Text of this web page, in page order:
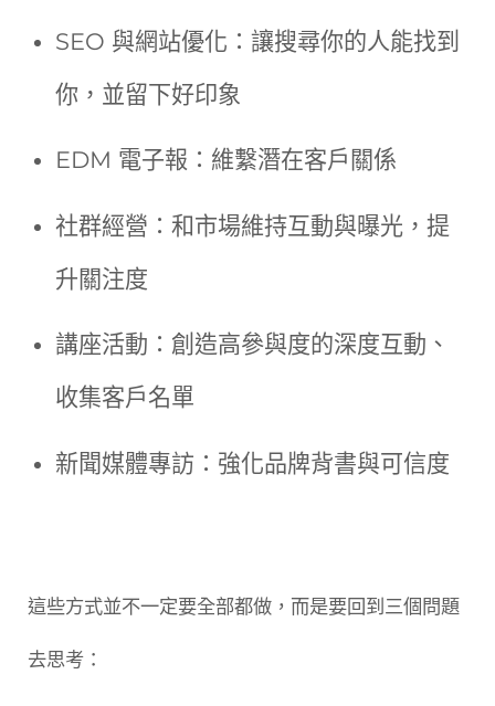
SEO 與網站優化：讓搜尋你的人能找到
你，並留下好印象
EDM 電子報：維繫潛在客戶關係
社群經營：和市場維持互動與曝光，提
升關注度
講座活動：創造高參與度的深度互動、
收集客戶名單
新聞媒體專訪：強化品牌背書與可信度
這些方式並不一定要全部都做，而是要回到三個問題
去思考：